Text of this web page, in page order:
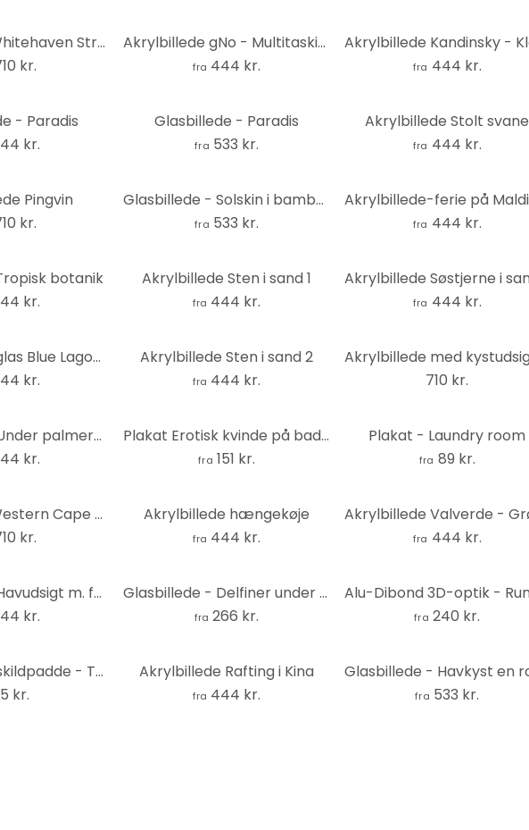
Akrylbillede Whitehaven Strand - Panorama
kr.
Akrylbillede gNo - Multitasking
fra 444 kr. fra 444 kr.
- Paradis
kr.
Glasbillede - Paradis
fra 533 kr.
Akrylbillede Stolt svane
fra 444 kr.
Pingvin
kr.
Glasbillede - Solskin i bambusskoven panorama
fra 533 kr. fra 444 kr.
botanik
kr.
Akrylbillede Sten i sand 1
fra 444 kr. fra 444 kr.
Akrylbillede i glas Blue Lagoon
kr.
Akrylbillede Sten i sand 2
fra 444 kr.
710 kr.
Glasbillede - Under palmerne - rundt
kr.
Plakat Erotisk kvinde på badeværelset - Toniolo
fra 151 kr.
Plakat - Laundry room
fra 89 kr.
Akrylbillede Western Cape - Panorama
kr.
Akrylbillede hængekøje
fra 444 kr. fra 444 kr.
Glasbillede - Havudsigt m. fyrtårn - Rund
kr.
Glasbillede - Delfiner under Vand
fra 266 kr. fra 240 kr.
Svømmende skildpadde - Træ print
kr.
Akrylbillede Rafting i Kina
fra 444 kr. fra 533 kr.